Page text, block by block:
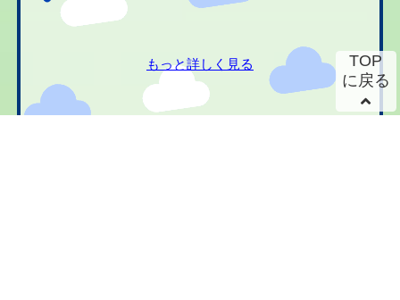
もっと詳しく見る
TOP
に戻る